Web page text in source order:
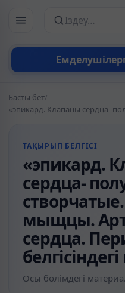
Сайттан іздеу
Басты бет/
ТАҚЫРЫП БЕЛГІСІ
«эпикард.
сердца-
мыщцы.
сердца.
Осы бөлімдегі